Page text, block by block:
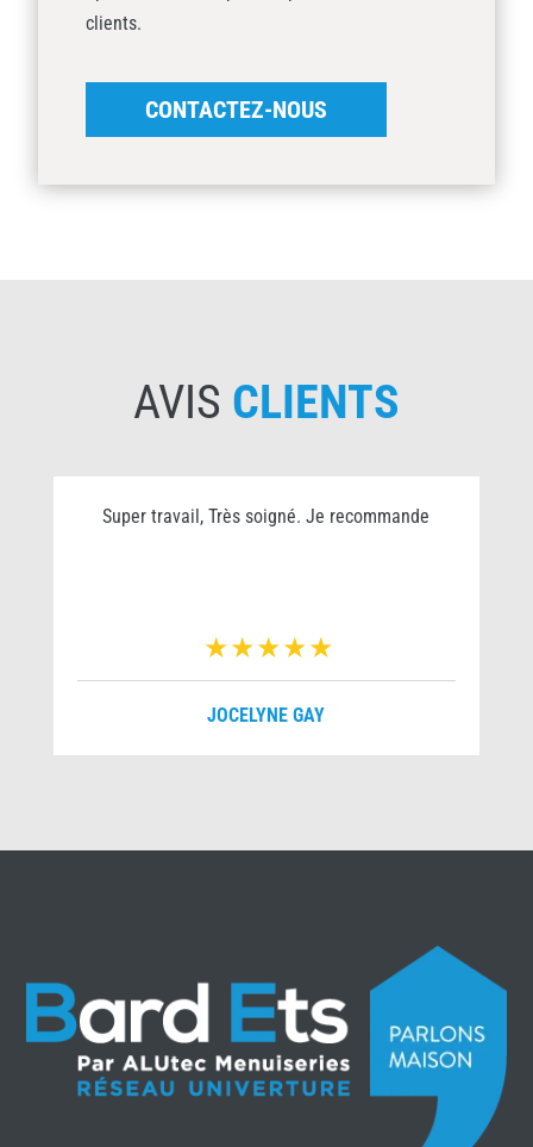
clients.
CONTACTEZ-NOUS
AVIS CLIENTS
Super travail, Très soigné. Je recommande
JOCELYNE GAY